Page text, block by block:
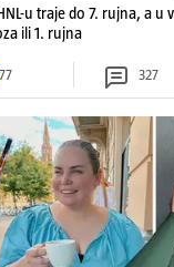
u traje do 7. rujna, a u
ili 1. rujna
77 327